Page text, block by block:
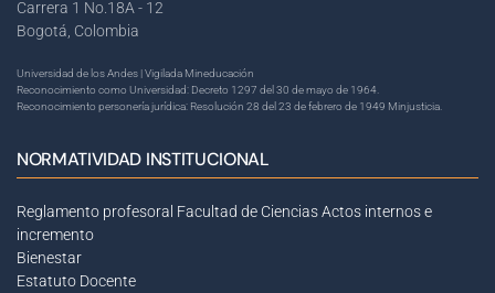
Carrera 1 No.18A - 12
Bogotá, Colombia
Universidad de los Andes | Vigilada Mineducación
Reconocimiento como Universidad: Decreto 1297 del 30 de mayo de 1964.
Reconocimiento personería jurídica: Resolución 28 del 23 de febrero de 1949 Minjusticia.
NORMATIVIDAD INSTITUCIONAL
Reglamento profesoral Facultad de CienciasActos internos e
incremento
Bienestar
Estatuto Docente